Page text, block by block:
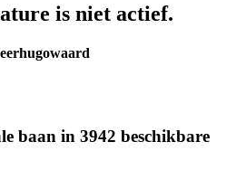
is niet actief.
baan in 3942 beschikbare